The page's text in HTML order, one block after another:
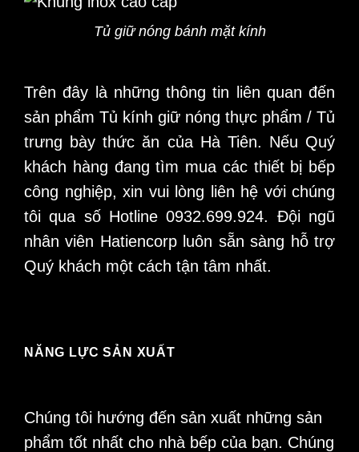
Tủ giữ nóng bánh mặt kính
Trên đây là những thông tin liên quan đến
sản phẩm Tủ kính giữ nóng thực phẩm / Tủ
trưng bày thức ăn của Hà Tiên. Nếu Quý
khách hàng đang tìm mua các thiết bị bếp
công nghiệp, xin vui lòng liên hệ với chúng
tôi qua số Hotline 0932.699.924. Đội ngũ
nhân viên Hatiencorp luôn sẵn sàng hỗ trợ
Quý khách một cách tận tâm nhất.
NĂNG LỰC SẢN XUẤT
Chúng tôi hướng đến sản xuất những sản
phẩm tốt nhất cho nhà bếp của bạn. Chúng